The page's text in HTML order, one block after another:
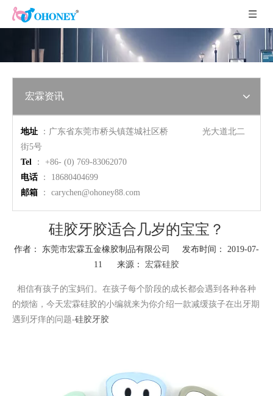
宏霖资讯
地址 ：广东省东莞市桥头镇莲城社区桥 光大道北二
街5号
Tel ： +86- (0) 769-83062070
电话： 18680404699
邮箱 ： carychen@ohoney88.com
硅胶牙胶适合几岁的宝宝？
作者： 东莞市宏霖五金橡胶制品有限公司 发布时间： 2019-07-
11 来源： 宏霖硅胶
相信有孩子的宝妈们。在孩子每个阶段的成长都会遇到各种各种
的烦恼，今天宏霖硅胶的小编就来为你介绍一款减缓孩子在出牙期
遇到牙痒的问题-硅胶牙胶